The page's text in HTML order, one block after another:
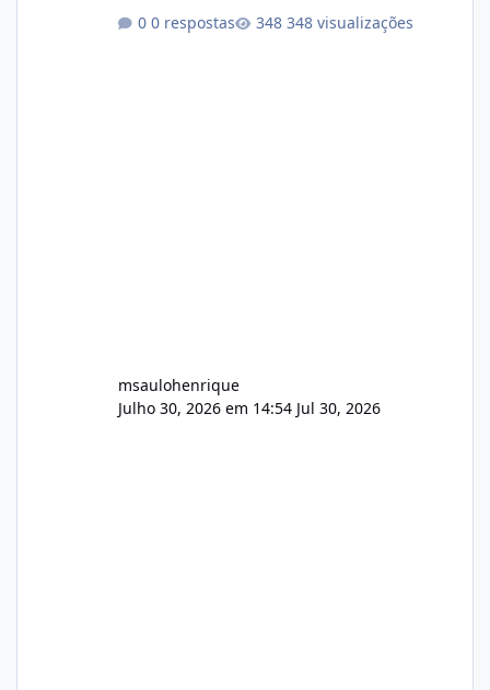
atualmente em circulação e comercialização
0 respostas 348 visualizações
msaulohenrique
Julho 30, 2026 em 14:54 Jul 30, 2026